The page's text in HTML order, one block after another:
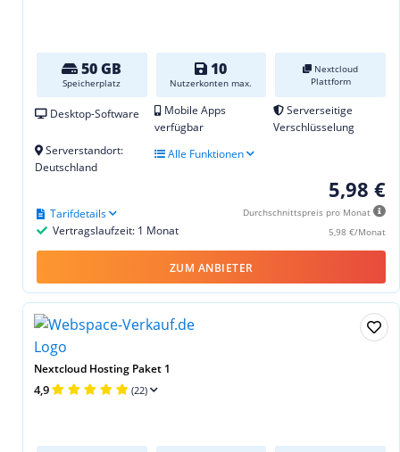
50 GB
Speicherplatz
10
Nutzerkonten max.
Nextcloud
Plattform
Desktop-Software
Mobile Apps
verfügbar
Serverseitige
Verschlüsselung
Serverstandort:
Deutschland
Alle Funktionen
5,98 €
Durchschnittspreis pro Monat
5,98 €/Monat
Vertragslaufzeit: 1 Monat
Tarifdetails
ZUM ANBIETER
Nextcloud Hosting Paket 1
4,9 (22)